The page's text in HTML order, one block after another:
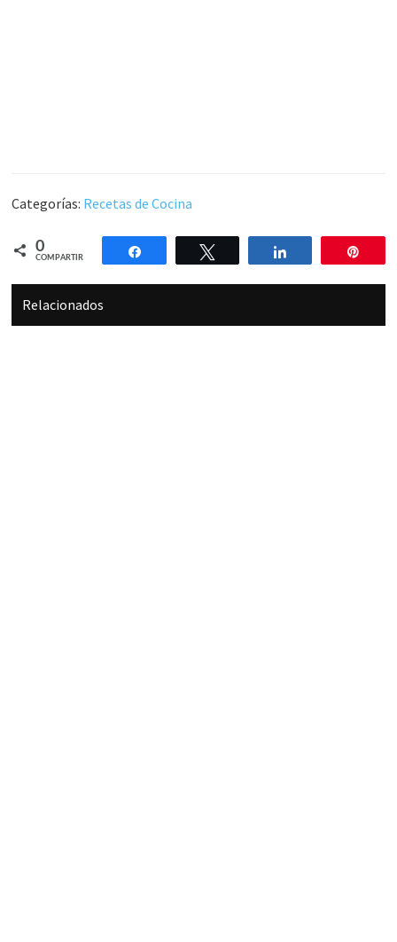
Categorías: Recetas de Cocina
0
COMPARTIR
Compartir Compartir
Relacionados